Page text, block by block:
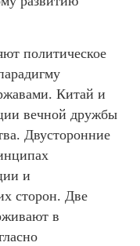
политическое
Китай и
вечной дружбы
Двусторонние
и
сторон. Две
в